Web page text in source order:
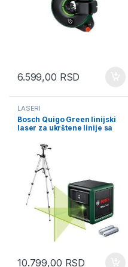
6.599,00 RSD
LASERI
Bosch Quigo Green linijski
laser za ukrštene linije sa
aluminijumski stativ
(0603663C04)
10.799,00 RSD